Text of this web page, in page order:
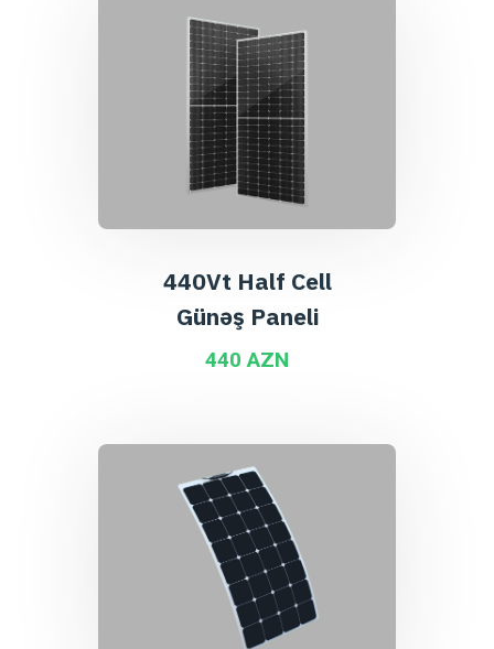
440Vt Half Cell
Günəş Paneli
440 AZN